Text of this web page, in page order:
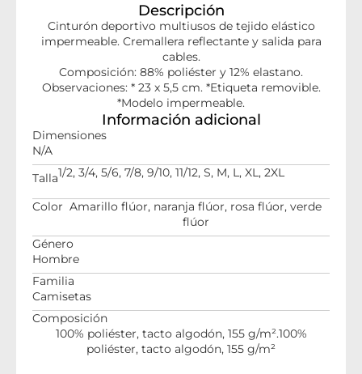
Descripción
Cinturón deportivo multiusos de tejido elástico
impermeable. Cremallera reflectante y salida para
cables.
Composición: 88% poliéster y 12% elastano.
Observaciones: * 23 x 5,5 cm. *Etiqueta removible.
*Modelo impermeable.
Información adicional
Dimensiones
N/A
Talla1/2, 3/4, 5/6, 7/8, 9/10, 11/12, S, M, L, XL, 2XL
Color Amarillo flúor, naranja flúor, rosa flúor, verde
flúor
Género
Hombre
Familia
Camisetas
Composición
100% poliéster, tacto algodón, 155 g/m².100%
poliéster, tacto algodón, 155 g/m²